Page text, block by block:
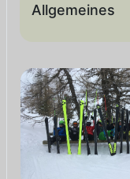
Allgemeines